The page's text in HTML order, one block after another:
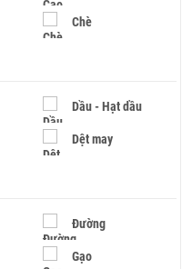
Chè
Dầu - Hạt dầu
Dệt may
Đường
Gạo